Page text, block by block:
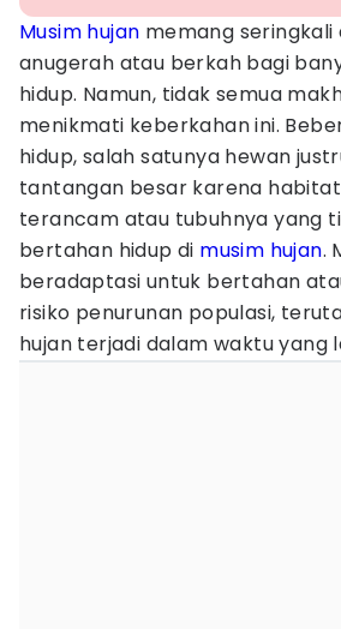
Musim hujan memang seringkali
anugerah atau berkah bagi
hidup. Namun, tidak semua
menikmati keberkahan ini.
hidup, salah satunya hewan
tantangan besar karena
terancam atau tubuhnya yang
bertahan hidup di musim hujan.
beradaptasi untuk bertahan
risiko penurunan populasi,
hujan terjadi dalam waktu yang